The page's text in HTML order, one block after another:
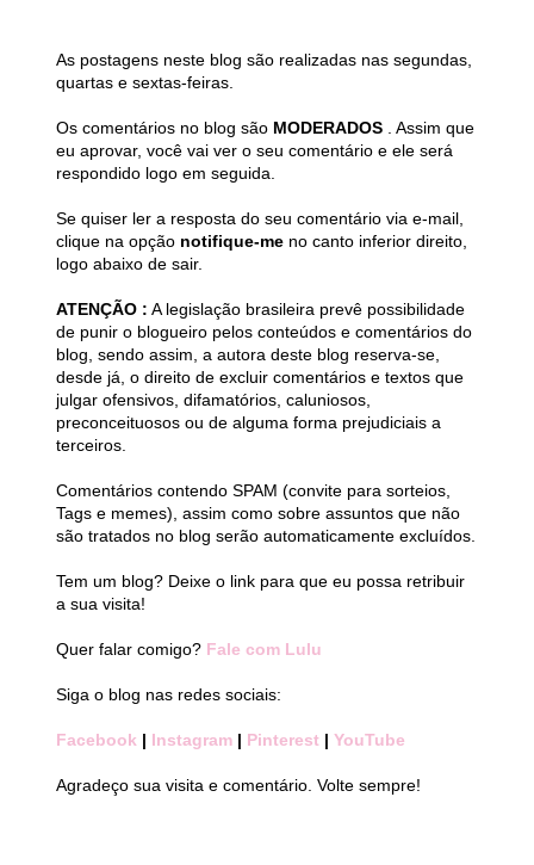
As postagens neste blog são realizadas nas segundas,
quartas e sextas-feiras.
Os comentários no blog são MODERADOS
. Assim que
eu aprovar, você vai ver o seu comentário e ele será
respondido logo em seguida.
Se quiser ler a resposta do seu comentário via e-mail,
clique na opção notifique-me no canto inferior direito,
logo abaixo de sair.
ATENÇÃO : A legislação brasileira prevê possibilidade
de punir o blogueiro pelos conteúdos e comentários do
blog, sendo assim, a autora deste blog reserva-se,
desde já, o direito de excluir comentários e textos que
julgar ofensivos, difamatórios, caluniosos,
preconceituosos ou de alguma forma prejudiciais a
terceiros.
Comentários contendo SPAM (convite para sorteios,
Tags e memes), assim como sobre assuntos que não
são tratados no blog serão automaticamente excluídos.
Tem um blog? Deixe o link para que eu possa retribuir
a sua visita!
Quer falar comigo? Fale com Lulu
Siga o blog nas redes sociais:
Facebook | Instagram | Pinterest | YouTube
Agradeço sua visita e comentário. Volte sempre!